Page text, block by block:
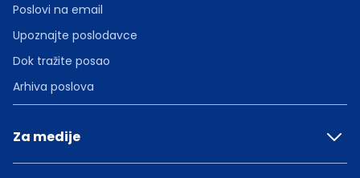
Poslovi na email
Upoznajte poslodavce
Dok tražite posao
Arhiva poslova
Za medije